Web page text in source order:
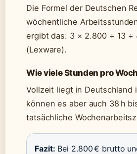
Die Formel der Deutschen
wöchentliche
ergibt das: 3 × 2.800 ÷ 13 ÷
(Lexware).
Wie viele Stunden pro
Vollzeit liegt in Deutschland
können es aber auch 38 h
tatsächliche
Fazit: Bei 2.800 € brutto